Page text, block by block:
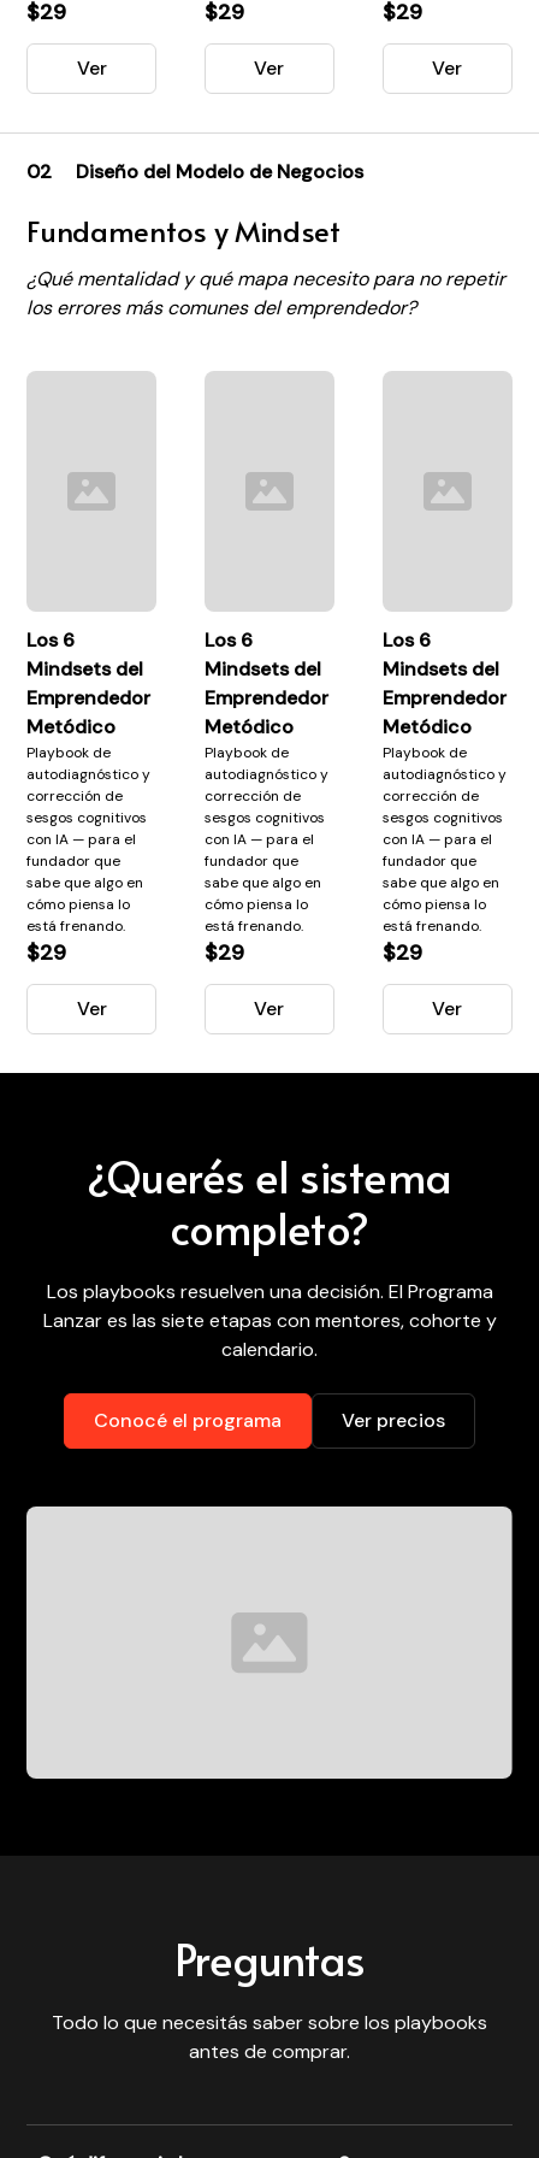
$29
Ver
$29
Ver
$29
Ver
02 Diseño del Modelo de Negocios
Fundamentos y Mindset
¿Qué mentalidad y qué mapa necesito para no repetir
los errores más comunes del emprendedor?
Los 6
Mindsets del
Emprendedor
Metódico
Playbook de
autodiagnóstico y
corrección de
sesgos cognitivos
con IA — para el
fundador que
sabe que algo en
cómo piensa lo
está frenando.
$29
Ver
Los 6
Mindsets del
Emprendedor
Metódico
Playbook de
autodiagnóstico y
corrección de
sesgos cognitivos
con IA — para el
fundador que
sabe que algo en
cómo piensa lo
está frenando.
$29
Ver
Los 6
Mindsets del
Emprendedor
Metódico
Playbook de
autodiagnóstico y
corrección de
sesgos cognitivos
con IA — para el
fundador que
sabe que algo en
cómo piensa lo
está frenando.
$29
Ver
¿Querés el sistema
completo?
Los playbooks resuelven una decisión. El Programa
Lanzar es las siete etapas con mentores, cohorte y
calendario.
Conocé el programa Ver precios
Preguntas
Todo lo que necesitás saber sobre los playbooks
antes de comprar.